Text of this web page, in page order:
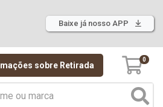
Baixe já nosso APP
sobre Retirada
0